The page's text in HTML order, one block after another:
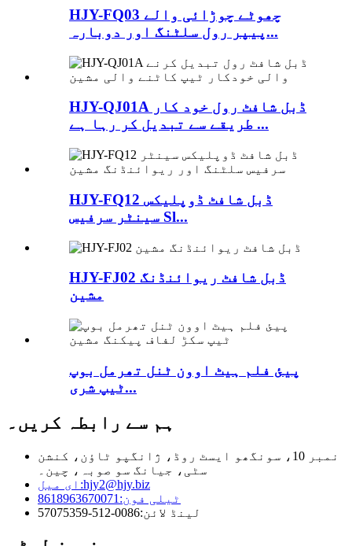
HJY-FQ03 چھوٹے چوڑائی والے
پیپر رول سلٹنگ اور دوبارہ...
HJY-QJ01A ڈبل شافٹ رول خود کار
طریقے سے تبدیل کر رہا ہے ...
HJY-FQ12 ڈبل شافٹ ڈوپلیکس
سینٹر سرفیس Sl...
HJY-FJ02 ڈبل شافٹ ریوائنڈنگ
مشین
پیئ فلم ہیٹ اوون ٹنل تھرمل بوپ
ٹیپ شری...
ہم سے رابطہ کریں۔
نمبر 10، سونگھو ایسٹ روڈ، ژانگپو ٹاؤن، کنشن
سٹی، جیانگ سو صوبہ، چین۔
ای میل:hjy2@hjy.biz
ٹیلی فون: 8618963670071
لینڈ لائن:0086-512-57075359